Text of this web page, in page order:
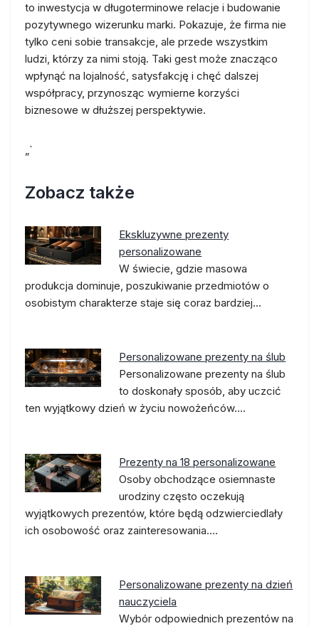
to inwestycja w długoterminowe relacje i budowanie
pozytywnego wizerunku marki. Pokazuje, że firma nie
tylko ceni sobie transakcje, ale przede wszystkim
ludzi, którzy za nimi stoją. Taki gest może znacząco
wpłynąć na lojalność, satysfakcję i chęć dalszej
współpracy, przynosząc wymierne korzyści
biznesowe w dłuższej perspektywie.
„`
Zobacz także
Ekskluzywne prezenty
personalizowane
W świecie, gdzie masowa
produkcja dominuje, poszukiwanie przedmiotów o
osobistym charakterze staje się coraz bardziej…
Personalizowane prezenty na ślub
Personalizowane prezenty na ślub
to doskonały sposób, aby uczcić
ten wyjątkowy dzień w życiu nowożeńców.…
Prezenty na 18 personalizowane
Osoby obchodzące osiemnaste
urodziny często oczekują
wyjątkowych prezentów, które będą odzwierciedlały
ich osobowość oraz zainteresowania.…
Personalizowane prezenty na dzień
nauczyciela
Wybór odpowiednich prezentów na